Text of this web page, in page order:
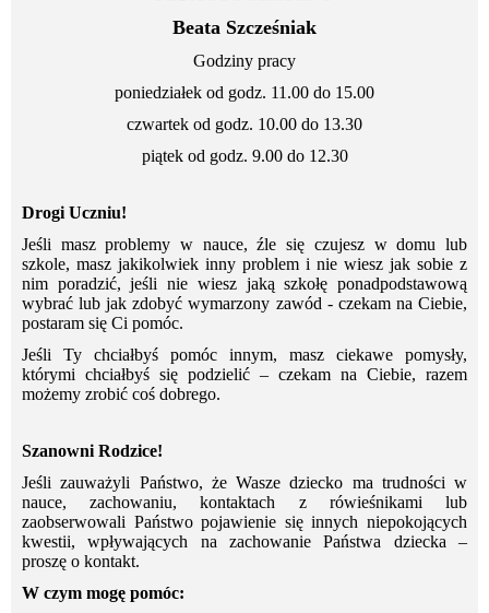
Beata Szcześniak
Godziny pracy
poniedziałek od godz. 11.00 do 15.00
czwartek od godz. 10.00 do 13.30
piątek od godz. 9.00 do 12.30
Drogi Uczniu!
Jeśli masz problemy w nauce, źle się czujesz w domu lub
szkole, masz jakikolwiek inny problem i nie wiesz jak sobie z
nim poradzić, jeśli nie wiesz jaką szkołę ponadpodstawową
wybrać lub jak zdobyć wymarzony zawód - czekam na Ciebie,
postaram się Ci pomóc.
Jeśli Ty chciałbyś pomóc innym, masz ciekawe pomysły,
którymi chciałbyś się podzielić – czekam na Ciebie, razem
możemy zrobić coś dobrego.
Szanowni Rodzice!
Jeśli zauważyli Państwo, że Wasze dziecko ma trudności w
nauce, zachowaniu, kontaktach z rówieśnikami lub
zaobserwowali Państwo pojawienie się innych niepokojących
kwestii, wpływających na zachowanie Państwa dziecka –
proszę o kontakt.
W czym mogę pomóc: